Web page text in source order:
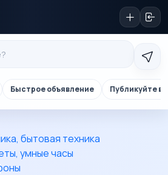
Быстрое объявление Публикуйте в
бытовая техника
умные часы